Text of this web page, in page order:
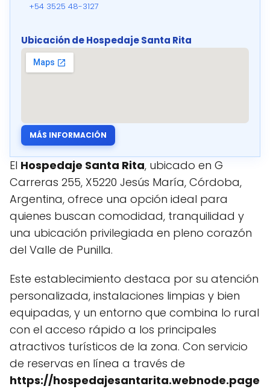
+54 3525 48-3127
Ubicación de Hospedaje Santa Rita
MÁS INFORMACIÓN
El Hospedaje Santa Rita, ubicado en G
Carreras 255, X5220 Jesús María, Córdoba,
Argentina, ofrece una opción ideal para
quienes buscan comodidad, tranquilidad y
una ubicación privilegiada en pleno corazón
del Valle de Punilla.
Este establecimiento destaca por su atención
personalizada, instalaciones limpias y bien
equipadas, y un entorno que combina lo rural
con el acceso rápido a los principales
atractivos turísticos de la zona. Con servicio
de reservas en línea a través de
https://hospedajesantarita.webnode.page